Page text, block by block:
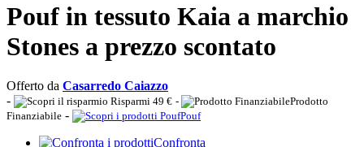
Pouf in tessuto Kaia a marchio
Stones a prezzo scontato
Offerto da Casarredo Caiazzo
-
Risparmi 49 € -
Prodotto
Finanziabile - Pouf
Confronta